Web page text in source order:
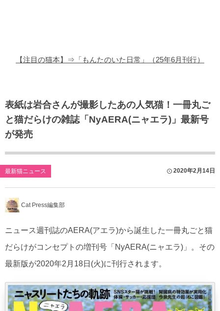
【注目の猫本】⇒「もんたのいた日常」（25年6月刊行）
表紙は岩合さんが撮影したあの人気猫！一冊丸ご
と猫だらけの雑誌「NyAERA(ニャエラ)」最新号
が発売
最新猫ニュース 2020年2月14日
Cat Press編集部
ニュース週刊誌のAERA(アエラ)から誕生した一冊丸ごと猫
だらけがコンセプトの増刊号「NyAERA(ニャエラ)」。その
最新版が2020年2月18日(火)に刊行されます。
猫のゲーム・アプリ